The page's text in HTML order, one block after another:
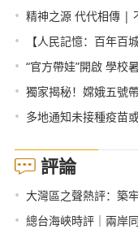
• 精神之源 代代相傳 |
• 【人民記憶：百年百
• “官方帶娃”開啟 學校
• 獨家揭秘！嫦娥五號
• 多地通知未接種疫苗
評論
• 大灣區之聲熱評：築
• 總台海峽時評｜兩岸